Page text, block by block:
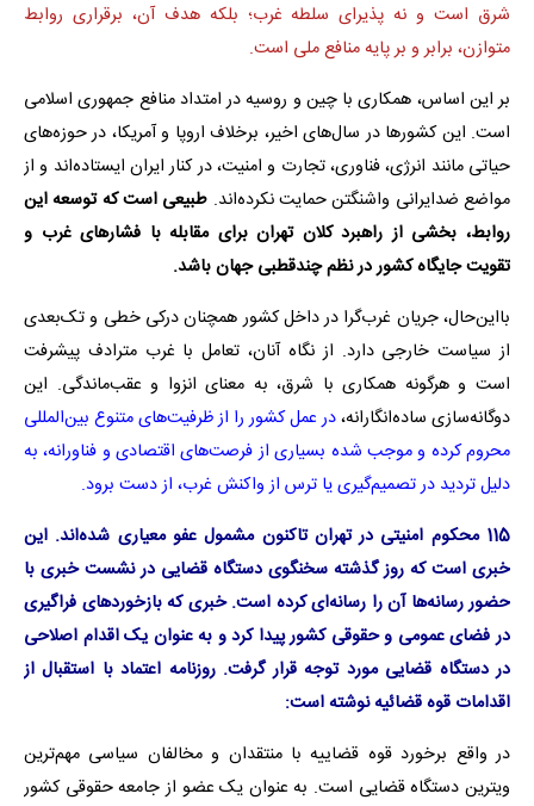
شرق است و نه پذیرای سلطه غرب؛ بلکه هدف آن، برقراری روابط
متوازن، برابر و بر پایه منافع ملی است.
بر این اساس، همکاری با چین و روسیه در امتداد منافع جمهوری اسلامی
است. این کشورها در سال‌های اخیر، برخلاف اروپا و آمریکا، در حوزه‌های
حیاتی مانند انرژی، فناوری، تجارت و امنیت، در کنار ایران ایستاده‌اند و از
مواضع ضدایرانی واشنگتن حمایت نکرده‌اند. طبیعی است که توسعه این
روابط، بخشی از راهبرد کلان تهران برای مقابله با فشارهای غرب و
تقویت جایگاه کشور در نظم چندقطبی جهان باشد.
بااین‌حال، جریان غرب‌گرا در داخل کشور همچنان درکی خطی و تک‌بعدی
از سیاست خارجی دارد. از نگاه آنان، تعامل با غرب مترادف پیشرفت
است و هرگونه همکاری با شرق، به معنای انزوا و عقب‌ماندگی. این
دوگانه‌سازی ساده‌انگارانه،در عمل کشور را از ظرفیت‌های متنوع بین‌المللی
محروم کرده و موجب شده بسیاری از فرصت‌های اقتصادی و فناورانه، به
دلیل تردید در تصمیم‌گیری یا ترس از واکنش غرب، از دست برود.
115 محکوم امنیتی در تهران تاکنون مشمول عفو معیاری شده‌اند. این
خبری است که روز گذشته سخنگوی دستگاه قضایی در نشست خبری با
حضور رسانه‌ها آن را رسانه‌ای کرده است. خبری که بازخوردهای فراگیری
در فضای عمومی و حقوقی کشور پیدا کرد و به عنوان یک اقدام اصلاحی
در دستگاه قضایی مورد توجه قرار گرفت. روزنامه اعتماد با استقبال از
اقدامات قوه قضائیه نوشته است:
در واقع برخورد قوه قضاییه با منتقدان و مخالفان سیاسی مهم‌ترین
ویترین دستگاه قضایی است. به عنوان یک عضو از جامعه حقوقی کشور